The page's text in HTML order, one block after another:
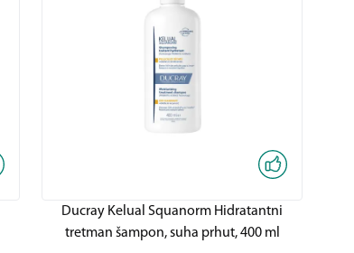
Ducray Kelual Squanorm Hidratantni
tretman šampon, suha prhut, 400 ml